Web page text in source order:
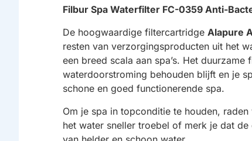
Filbur Spa Waterfilter FC-0359 Anti-
De hoogwaardige filtercartridge Alapure
resten van verzorgingsproducten uit het
een breed scala aan spa’s. Het
waterdoorstroming behouden blijft en je
schone en goed functionerende spa.
Om je spa in topconditie te houden,
het water sneller troebel of merk je dat